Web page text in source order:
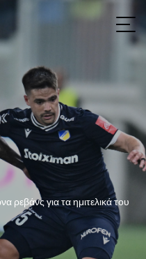
ρεβάνς για τα ημιτελικά του